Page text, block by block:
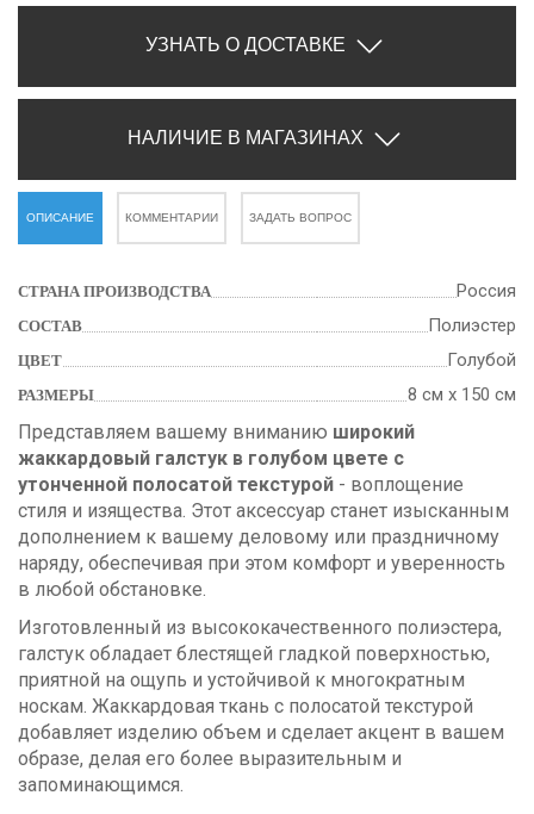
УЗНАТЬ О ДОСТАВКЕ
НАЛИЧИЕ В МАГАЗИНАХ
ОПИСАНИЕ КОММЕНТАРИИ ЗАДАТЬ ВОПРОС
СТРАНА ПРОИЗВОДСТВА Россия
СОСТАВ Полиэстер
ЦВЕТ Голубой
РАЗМЕРЫ 8 см х 150 см
Представляем вашему вниманию широкий
жаккардовый галстук в голубом цвете с
утонченной полосатой текстурой - воплощение
стиля и изящества. Этот аксессуар станет изысканным
дополнением к вашему деловому или праздничному
наряду, обеспечивая при этом комфорт и уверенность
в любой обстановке.
Изготовленный из высококачественного полиэстера,
галстук обладает блестящей гладкой поверхностью,
приятной на ощупь и устойчивой к многократным
носкам. Жаккардовая ткань с полосатой текстурой
добавляет изделию объем и сделает акцент в вашем
образе, делая его более выразительным и
запоминающимся.